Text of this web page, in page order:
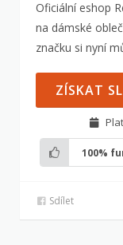
Oficiální eshop
na dámské
značku si nyní
ZÍSKAT
100%
Sdílet